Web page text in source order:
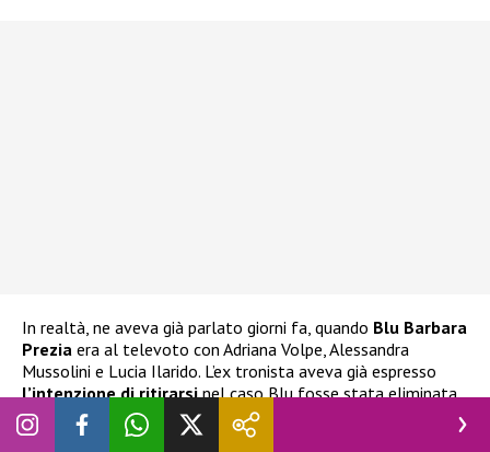
In realtà, ne aveva già parlato giorni fa, quando Blu Barbara
Prezia era al televoto con Adriana Volpe, Alessandra
Mussolini e Lucia Ilarido. L’ex tronista aveva già espresso
l’intenzione di ritirarsinel caso Blu fosse stata eliminata.
Ha espresso la stessa decisione anche alla stessa Prezia, che
ha cercato di dissuaderlo e di impedirgli di compiere scelte